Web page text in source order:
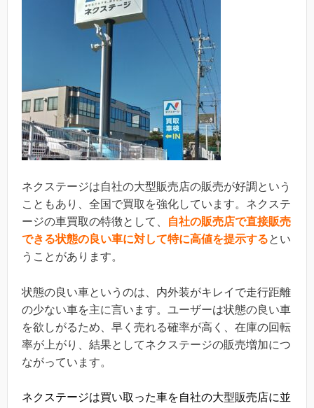
ネクステージは自社の大型販売店の販売が好調という
こともあり、全国で買取を強化しています。ネクステ
ージの車買取の特徴として、
自社の販売店で直接販売
できる状態の良い車に対して特に高値を提示するとい
うことがあります。
状態の良い車というのは、内外装がキレイで走行距離
の少ない車を主に言います。ユーザーは状態の良い車
を欲しがるため、早く売れる確率が高く、在庫の回転
率が上がり、結果としてネクステージの販売増加につ
ながっています。
ネクステージは買い取った車を自社の大型販売店に並